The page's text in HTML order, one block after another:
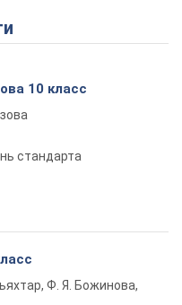
10 класс
стандарта
Ф. Я. Божинова,